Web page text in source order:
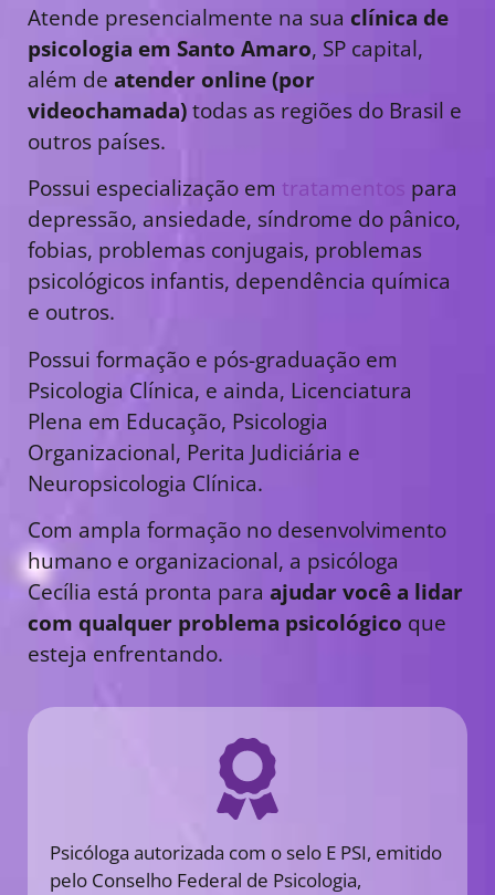
Atende presencialmente na sua clínica de
psicologia em Santo Amaro, SP capital,
além de atender online (por
videochamada)todas as regiões do Brasil e
outros países.
Possui especialização em tratamentos para
depressão, ansiedade, síndrome do pânico,
fobias, problemas conjugais, problemas
psicológicos infantis, dependência química
e outros.
Possui formação e pós-graduação em
Psicologia Clínica, e ainda, Licenciatura
Plena em Educação, Psicologia
Organizacional, Perita Judiciária e
Neuropsicologia Clínica.
Com ampla formação no desenvolvimento
humano e organizacional, a psicóloga
Cecília está pronta para ajudar você a lidar
com qualquer problema psicológico que
esteja enfrentando.
Psicóloga autorizada com o selo E PSI, emitido
pelo Conselho Federal de Psicologia,